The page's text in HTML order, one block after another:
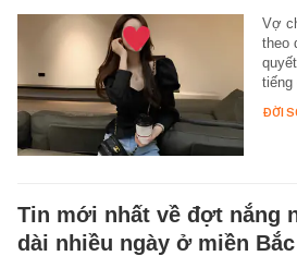
Vợ
theo
tiếng
ĐỜI
Tin mới nhất về đợt nắng
dài nhiều ngày ở miền Bắc